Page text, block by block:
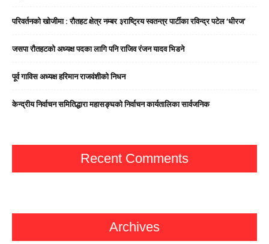
परिवर्तनको खोजीमा : रौतहट क्षेत्र नम्बर ३राष्ट्रिय स्वतन्त्र पार्टीका रविन्द्र पटेल ‘धीरज’
जसपा राैतहटको अध्यक्ष पदका लागि पनि राजिव रंजन यादव भिडने
पूर्व गाविस अध्यक्ष हरिमान राजवंशीको निधन
केन्द्रीय निर्वाचन समितिद्धारा महासङ्घको निर्वाचन कार्यतालिका सार्वजनिक
Recent Comments
Archives